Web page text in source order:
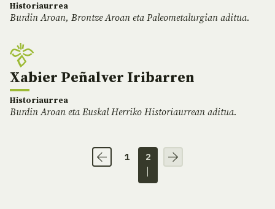
Historiaurrea
Burdin Aroan, Brontze Aroan eta Paleometalurgian aditua.
Xabier Peñalver Iribarren
Historiaurrea
Burdin Aroan eta Euskal Herriko Historiaurrean aditua.
1 2